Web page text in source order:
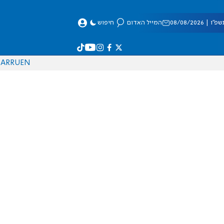
08/2026 המייל האדום חיפוש
EN
RU
AR